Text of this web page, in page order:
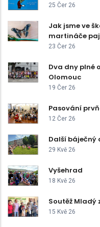
25 Čer 26
Jak jsme ve
martináče
23 Čer 26
Dva dny plné
Olomouc
19 Čer 26
Pasování
12 Čer 26
Další báječný
29 Kvě 26
Vyšehrad
18 Kvě 26
Soutěž
15 Kvě 26